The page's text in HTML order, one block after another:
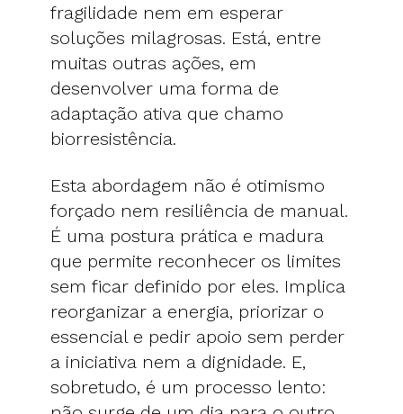
fragilidade nem em esperar
soluções milagrosas. Está, entre
muitas outras ações, em
desenvolver uma forma de
adaptação ativa que chamo
biorresistência.
Esta abordagem não é otimismo
forçado nem resiliência de manual.
É uma postura prática e madura
que permite reconhecer os limites
sem ficar definido por eles. Implica
reorganizar a energia, priorizar o
essencial e pedir apoio sem perder
a iniciativa nem a dignidade. E,
sobretudo, é um processo lento: